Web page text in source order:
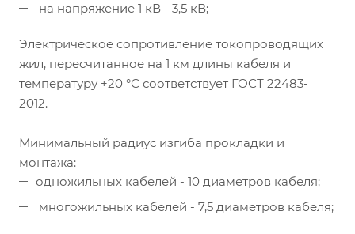
на напряжение 1 кВ - 3,5 кВ;
Электрическое сопротивление токопроводящих
жил, пересчитанное на 1 км длины кабеля и
температуру +20 °С соответствует ГОСТ 22483-
2012.
Минимальный радиус изгиба прокладки и
монтажа:
одножильных кабелей - 10 диаметров кабеля;
многожильных кабелей - 7,5 диаметров кабеля;